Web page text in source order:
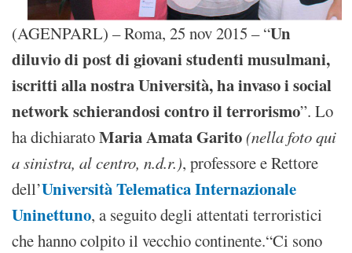
(AGENPARL) – Roma, 25 nov 2015 – “Un
diluvio di post di giovani studenti musulmani,
iscritti alla nostra Università, ha invaso i social
network schierandosi contro il terrorismo”. Lo
ha dichiaratoMaria Amata Garito (nella foto qui
a sinistra, al centro, n.d.r.), professore e Rettore
dell’Università Telematica Internazionale
Uninettuno, a seguito degli attentati terroristici
che hanno colpito il vecchio continente.“Ci sono